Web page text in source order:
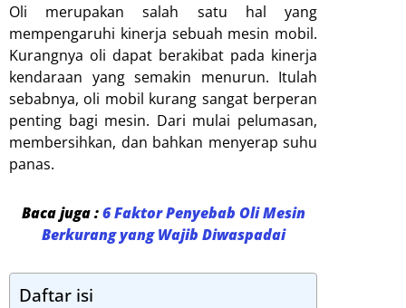
Oli merupakan salah satu hal yang
mempengaruhi kinerja sebuah mesin mobil.
Kurangnya oli dapat berakibat pada kinerja
kendaraan yang semakin menurun. Itulah
sebabnya, oli mobil kurang sangat berperan
penting bagi mesin. Dari mulai pelumasan,
membersihkan, dan bahkan menyerap suhu
panas.
Baca juga :6 Faktor Penyebab Oli Mesin
Berkurang yang Wajib Diwaspadai
Daftar isi